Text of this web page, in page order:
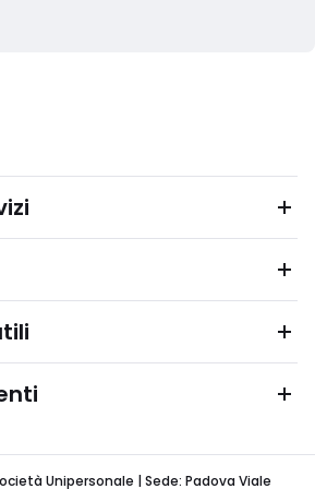
Società Unipersonale | Sede: Padova Viale